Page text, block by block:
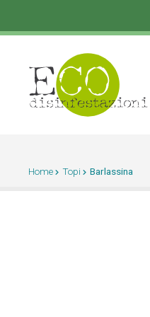
Home Topi Barlassina